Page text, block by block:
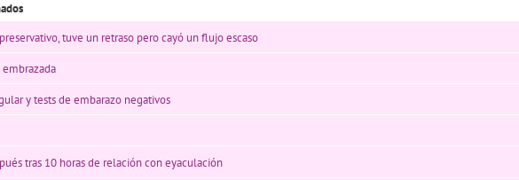
tuve un retraso pero cayó un flujo escaso
y tests de embarazo negativos
tras 10 horas de relación con eyaculación